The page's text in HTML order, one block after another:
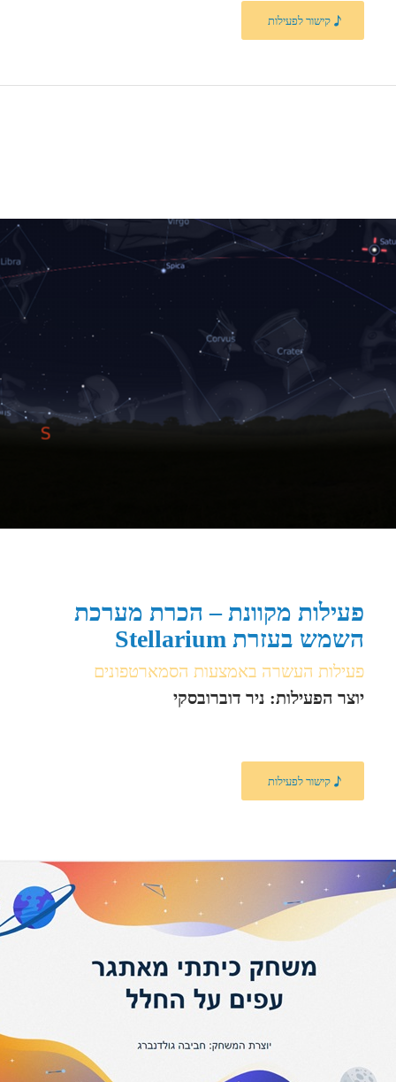
קישור לפעילות
פעילות מקוונת – הכרת מערכת
השמש בעזרת Stellarium
פעילות העשרה באמצעות הסמארטפונים
יוצר הפעילות: ניר דוברובסקי
קישור לפעילות